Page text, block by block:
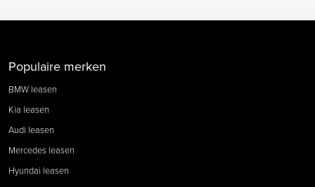
Populaire merken
BMW leasen
Kia leasen
Audi leasen
Mercedes leasen
Hyundai leasen